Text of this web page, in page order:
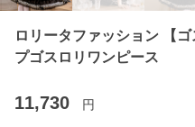
ロリータファッション 【
プゴスロリワンピース
11,730 円